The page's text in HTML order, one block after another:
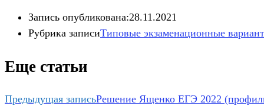
Запись опубликована:28.11.2021
Рубрика записиТиповые экзаменационные
Еще статьи
Предыдущая записьРешение Ященко ЕГЭ 2022